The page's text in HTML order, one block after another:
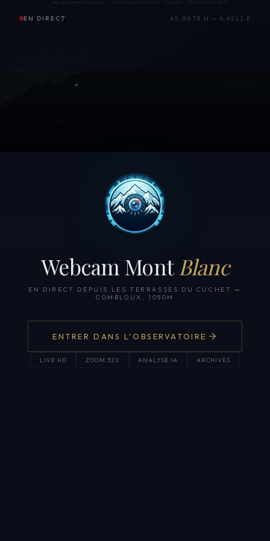
EN DIRECT 45.8878 N — 6.6211 E
Webcam Mont Blanc
EN DIRECT DEPUIS LES TERRASSES DU CUCHET —
COMBLOUX, 1050M
ENTRER DANS L'OBSERVATOIRE
LIVE HD ZOOM 32X ANALYSE IA ARCHIVES